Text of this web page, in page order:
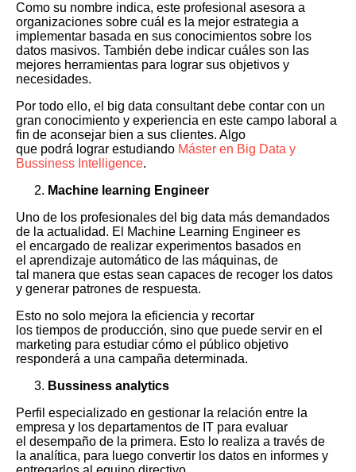
Como su nombre indica, este profesional asesora a
organizaciones sobre cuál es la mejor estrategia a
implementar basada en sus conocimientos sobre los
datos masivos. También debe indicar cuáles son las
mejores herramientas para lograr sus objetivos y
necesidades.
Por todo ello, el big data consultant debe contar con un
gran conocimiento y experiencia en este campo laboral a
fin de aconsejar bien a sus clientes. Algo
que podrá lograr estudiando Máster en Big Data y
Bussiness Intelligence.
Machine learning Engineer
Uno de los profesionales del big data más demandados
de la actualidad. El Machine Learning Engineer es
el encargado de realizar experimentos basados en
el aprendizaje automático de las máquinas, de
tal manera que estas sean capaces de recoger los datos
y generar patrones de respuesta.
Esto no solo mejora la eficiencia y recortar
los tiempos de producción, sino que puede servir en el
marketing para estudiar cómo el público objetivo
responderá a una campaña determinada.
Bussiness analytics
Perfil especializado en gestionar la relación entre la
empresa y los departamentos de IT para evaluar
el desempaño de la primera. Esto lo realiza a través de
la analítica, para luego convertir los datos en informes y